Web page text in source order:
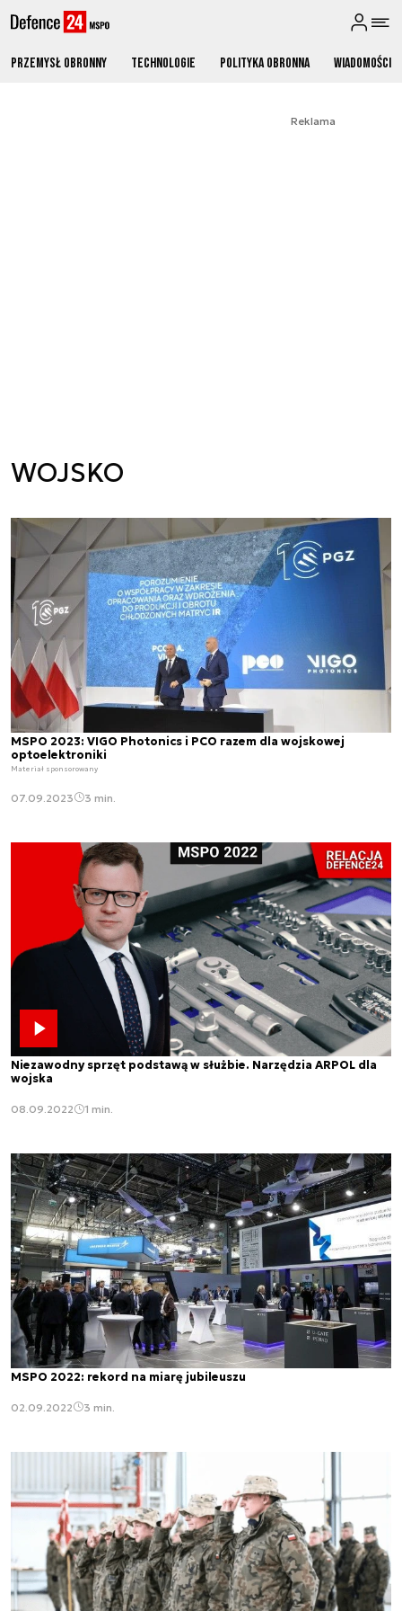
Przemysł obronny Technologie Polityka obronna Wiadomości
Reklama
WOJSKO
MSPO 2023: VIGO Photonics i PCO razem dla wojskowej
optoelektroniki
Materiał sponsorowany
07.09.2023 3 min.
Niezawodny sprzęt podstawą w służbie. Narzędzia ARPOL dla
wojska
08.09.2022 1 min.
MSPO 2022: rekord na miarę jubileuszu
02.09.2022 3 min.